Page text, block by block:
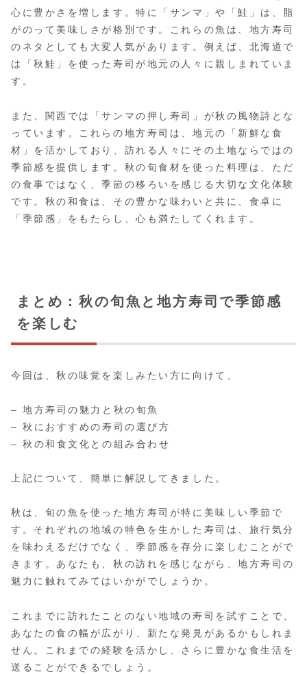
心に豊かさを増します。特に「サンマ」や「鮭」は、脂
がのって美味しさが格別です。これらの魚は、地方寿司
のネタとしても大変人気があります。例えば、北海道で
は「秋鮭」を使った寿司が地元の人々に親しまれていま
す。
また、関西では「サンマの押し寿司」が秋の風物詩とな
っています。これらの地方寿司は、地元の「新鮮な食
材」を活かしており、訪れる人々にその土地ならではの
季節感を提供します。秋の旬食材を使った料理は、ただ
の食事ではなく、季節の移ろいを感じる大切な文化体験
です。秋の和食は、その豊かな味わいと共に、食卓に
「季節感」をもたらし、心も満たしてくれます。
まとめ：秋の旬魚と地方寿司で季節感
を楽しむ
今回は、秋の味覚を楽しみたい方に向けて、
– 地方寿司の魅力と秋の旬魚
– 秋におすすめの寿司の選び方
– 秋の和食文化との組み合わせ
上記について、簡単に解説してきました。
秋は、旬の魚を使った地方寿司が特に美味しい季節で
す。それぞれの地域の特色を生かした寿司は、旅行気分
を味わえるだけでなく、季節感を存分に楽しむことがで
きます。あなたも、秋の訪れを感じながら、地方寿司の
魅力に触れてみてはいかがでしょうか。
これまでに訪れたことのない地域の寿司を試すことで、
あなたの食の幅が広がり、新たな発見があるかもしれま
せん。これまでの経験を活かし、さらに豊かな食生活を
送ることができるでしょう。